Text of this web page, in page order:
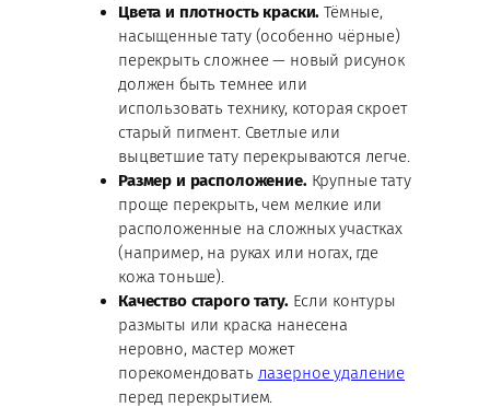
Цвета и плотность краски. Тёмные,
насыщенные тату (особенно чёрные)
перекрыть сложнее — новый рисунок
должен быть темнее или
использовать технику, которая скроет
старый пигмент. Светлые или
выцветшие тату перекрываются легче.
Размер и расположение.Крупные тату
проще перекрыть, чем мелкие или
расположенные на сложных участках
(например, на руках или ногах, где
кожа тоньше).
Качество старого тату.Если контуры
размыты или краска нанесена
неровно, мастер может
порекомендовать лазерное удаление
перед перекрытием.